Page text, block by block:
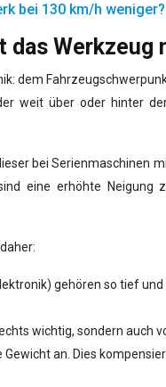
bei 130 km/h weniger?
Werkzeug
dem
weit über oder hinter
bei Serienmaschinen
eine erhöhte Neigung
gehören so tief
wichtig, sondern auch
an. Dies